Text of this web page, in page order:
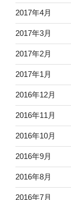
2017年4月
2017年3月
2017年2月
2017年1月
2016年12月
2016年11月
2016年10月
2016年9月
2016年8月
2016年7月